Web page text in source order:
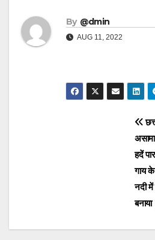
By @dmin
AUG 11, 2022
हदें पार
गाय के
नदी में